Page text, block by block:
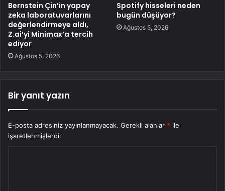
Bernstein Çin’in yapay
zeka laboratuvarlarını
değerlendirmeye aldı,
Z.ai’yi Minimax’a tercih
ediyor
Ağustos 5, 2026
Spotify hisseleri neden
bugün düşüyor?
Ağustos 5, 2026
Bir yanıt yazın
E-posta adresiniz yayınlanmayacak. Gerekli alanlar * ile
işaretlenmişlerdir